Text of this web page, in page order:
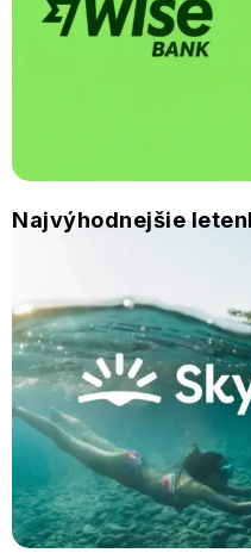
Najvýhodnejšie